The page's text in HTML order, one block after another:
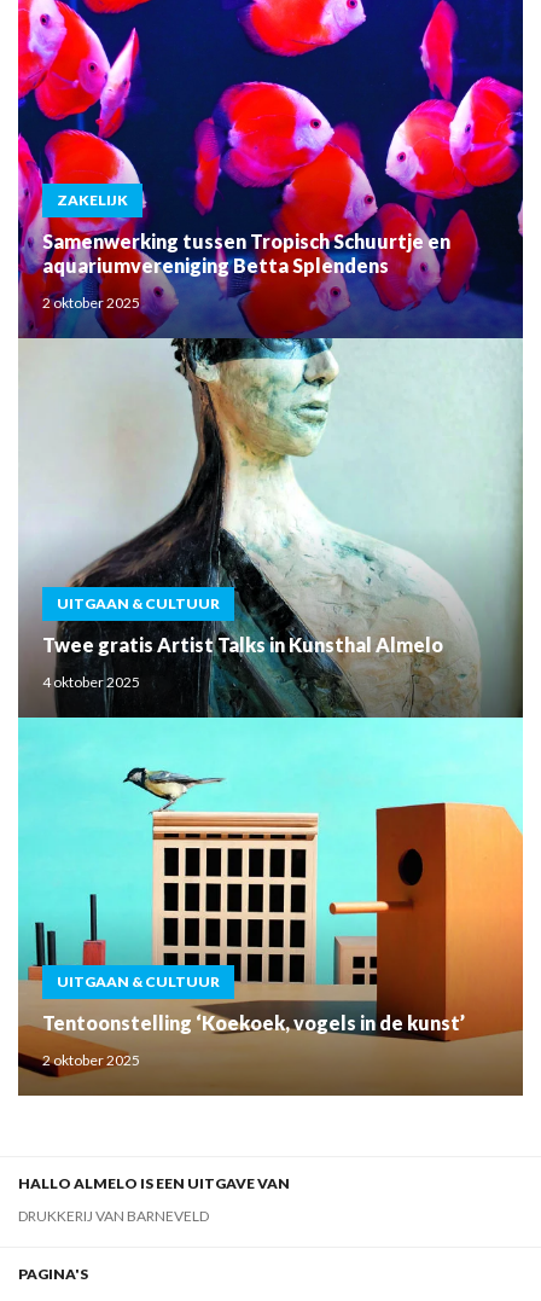
ZAKELIJK
Samenwerking tussen Tropisch Schuurtje en
aquariumvereniging Betta Splendens
2 oktober 2025
UITGAAN & CULTUUR
Twee gratis Artist Talks in Kunsthal Almelo
4 oktober 2025
UITGAAN & CULTUUR
Tentoonstelling ‘Koekoek, vogels in de kunst’
2 oktober 2025
HALLO ALMELO IS EEN UITGAVE VAN
DRUKKERIJ VAN BARNEVELD
PAGINA'S